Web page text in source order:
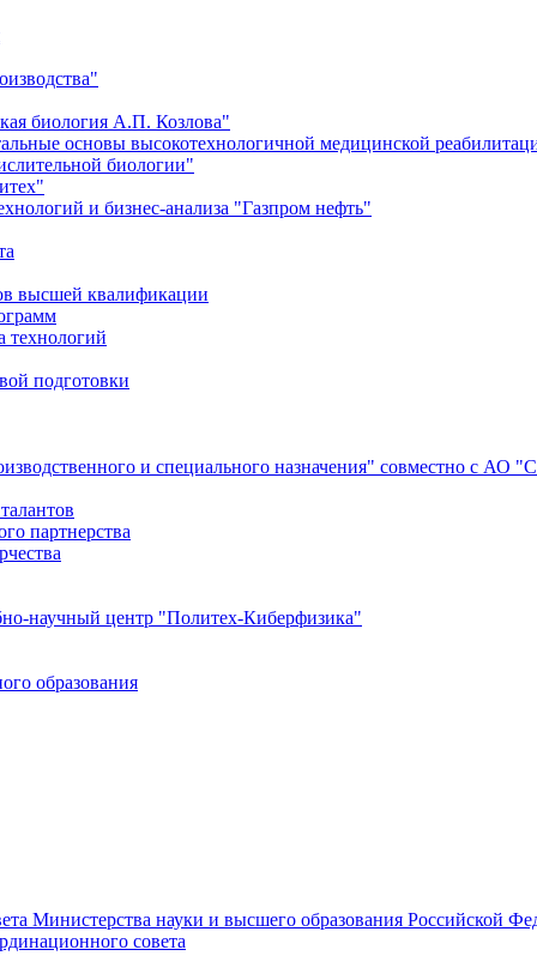
биология А.П. Козлова"
основы высокотехнологичной медицинской
биологии"
и бизнес-анализа "Газпром нефть"
высшей квалификации
технологий
подготовки
и специального назначения" совместно с
партнерства
научный центр "Политех-Киберфизика"
образования
Министерства науки и высшего образования Российской
совета